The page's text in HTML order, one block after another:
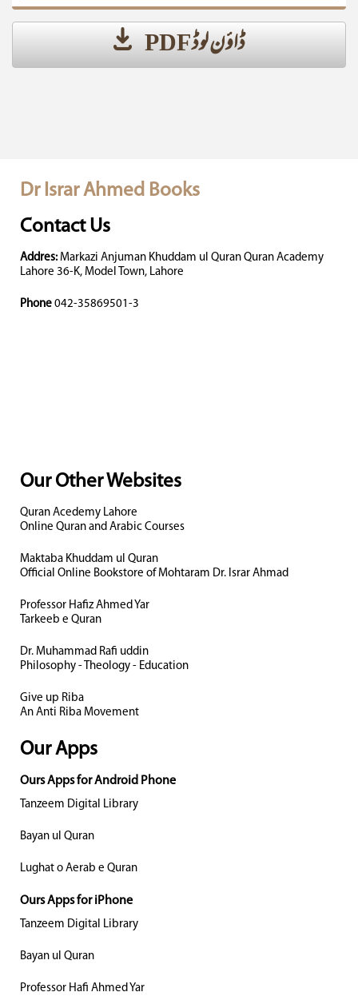
ڈاؤن لوڈ PDF
Dr Israr Ahmed Books
Contact Us
Addres: Markazi Anjuman Khuddam ul Quran Quran Academy
Lahore 36-K, Model Town, Lahore
Phone 042-35869501-3
Our Other Websites
Quran Acedemy Lahore
Online Quran and Arabic Courses
Maktaba Khuddam ul Quran
Official Online Bookstore of Mohtaram Dr. Israr Ahmad
Professor Hafiz Ahmed Yar
Tarkeeb e Quran
Dr. Muhammad Rafi uddin
Philosophy - Theology - Education
Give up Riba
An Anti Riba Movement
Our Apps
Ours Apps for Android Phone
Tanzeem Digital Library
Bayan ul Quran
Lughat o Aerab e Quran
Ours Apps for iPhone
Tanzeem Digital Library
Bayan ul Quran
Professor Hafi Ahmed Yar